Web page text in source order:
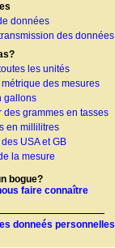
données
des données
les unités
des mesures
gallons
des grammes en tasses
en millilitres
USA et GB
la mesure
bogue?
faire connaître
donneés personnelles